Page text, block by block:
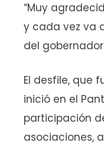
“Muy
y cada vez va
del
El desfile, que
inició en el
participación
asociaciones,